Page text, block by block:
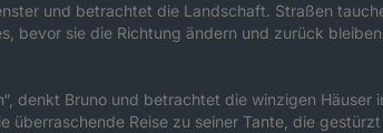
und betrachtet die Landschaft. Straßen
bevor sie die Richtung ändern und zurück
denkt Bruno und betrachtet die winzigen Häuser
überraschende Reise zu seiner Tante, die